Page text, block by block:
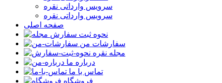
سرویس وارداتی نقره
سرویس وارداتی نقره
صفحه اصلی
نحوه ثبت سفارش
سفارشات من
مجله نقره
درباره ما
تماس با ما
فروشگاه